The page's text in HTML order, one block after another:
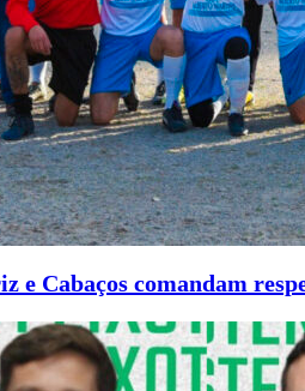
e Cabaços comandam